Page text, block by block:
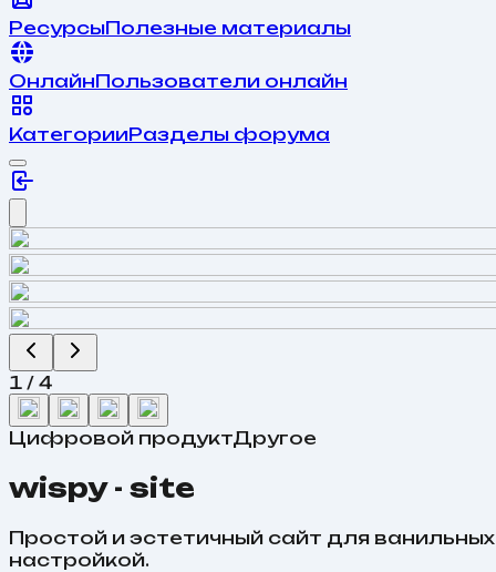
РесурсыПолезные материалы
ОнлайнПользователи онлайн
КатегорииРазделы форума
1 / 4
Цифровой продуктДругое
wispy - site
Простой и эстетичный сайт для
настройкой.